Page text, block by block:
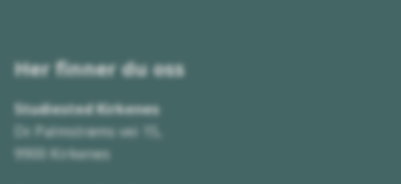
Her finner duoss
Studiested Kirkenes
Dr. Palmstrøms vei 15,
9900 Kirkenes